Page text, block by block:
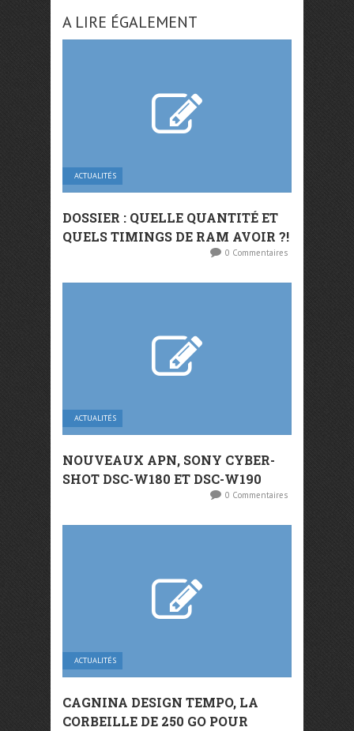
A LIRE ÉGALEMENT
ACTUALITÉS
DOSSIER : QUELLE QUANTITÉ ET
QUELS TIMINGS DE RAM AVOIR ?!
0 Commentaires
ACTUALITÉS
NOUVEAUX APN, SONY CYBER-
SHOT DSC-W180 ET DSC-W190
0 Commentaires
ACTUALITÉS
CAGNINA DESIGN TEMPO, LA
CORBEILLE DE 250 GO POUR